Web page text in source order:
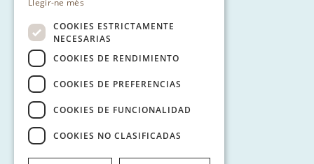
Llegir-ne més
COOKIES ESTRICTAMENTE
NECESARIAS
COOKIES DE RENDIMIENTO
COOKIES DE PREFERENCIAS
COOKIES DE FUNCIONALIDAD
COOKIES NO CLASIFICADAS